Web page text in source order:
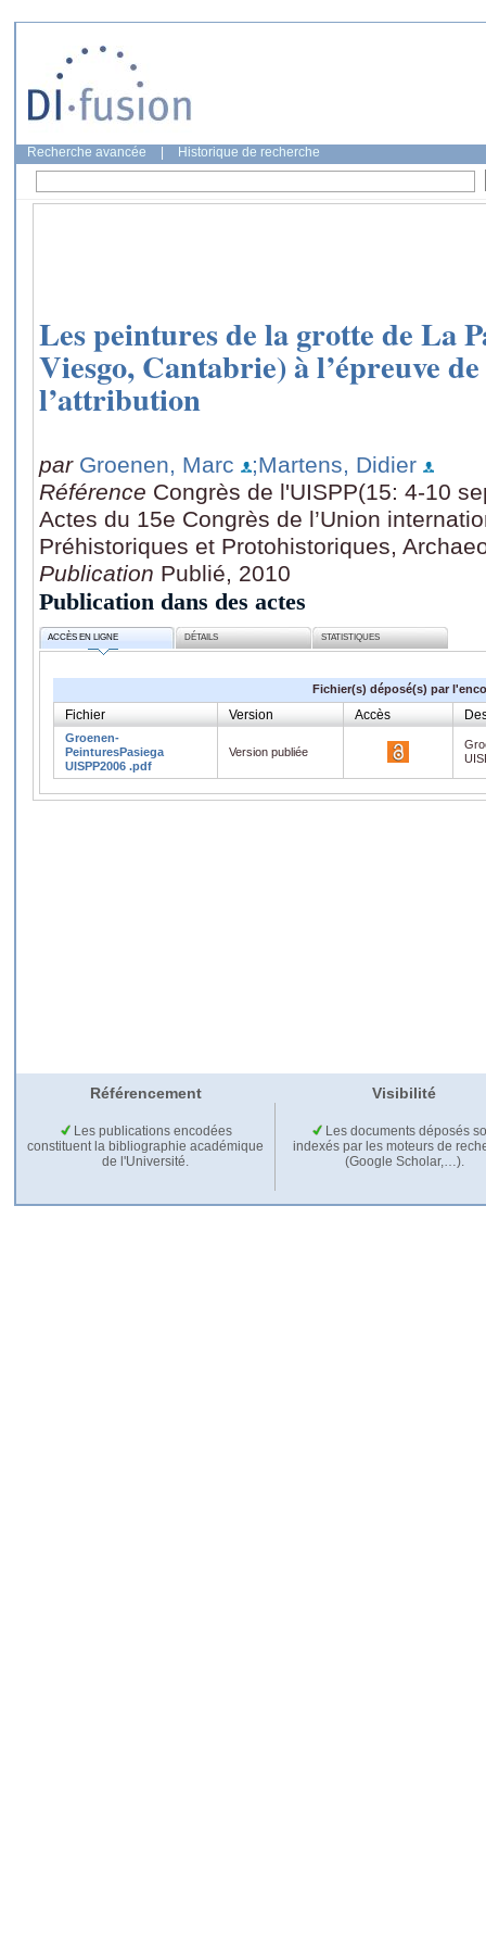
Recherche avancée Historique de recherche
Les peintures de la grotte de La
Viesgo, Cantabrie) à l’épreuve
l’attribution
par Groenen, Marc
;Martens, Didier
Référence Congrès de l'UISPP(15: 4-10
Actes du 15e Congrès de l’Union
Préhistoriques et Protohistoriques,
Publication Publié, 2010
Publication dans des actes
ACCÈS EN LIGNE DÉTAILS STATISTIQUES
Fichier(s) déposé(s) par
Fichier Version Accès
Groenen-
PeinturesPasiega
UISPP2006 .pdf
Version publiée
Référencement Visibilité
Les publications encodées
constituent la bibliographie académique
de l'Université.
Les documents déposés
indexés par les moteurs de
(Google Scholar,…).